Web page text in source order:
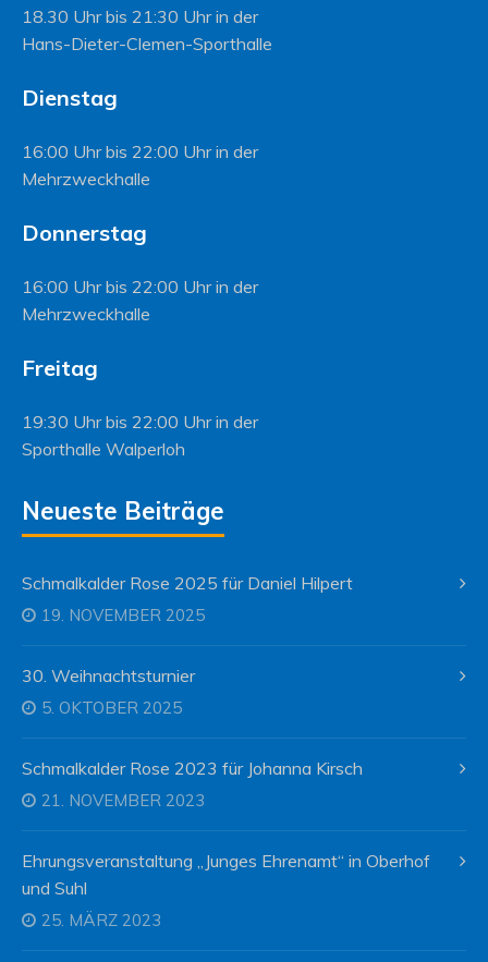
18.30 Uhr bis 21:30 Uhr in der
Hans-Dieter-Clemen-Sporthalle
Dienstag
16:00 Uhr bis 22:00 Uhr in der
Mehrzweckhalle
Donnerstag
16:00 Uhr bis 22:00 Uhr in der
Mehrzweckhalle
Freitag
19:30 Uhr bis 22:00 Uhr in der
Sporthalle Walperloh
Neueste Beiträge
Schmalkalder Rose 2025 für Daniel Hilpert
19. NOVEMBER 2025
30. Weihnachtsturnier
5. OKTOBER 2025
Schmalkalder Rose 2023 für Johanna Kirsch
21. NOVEMBER 2023
Ehrungsveranstaltung „Junges Ehrenamt“ in Oberhof
und Suhl
25. MÄRZ 2023